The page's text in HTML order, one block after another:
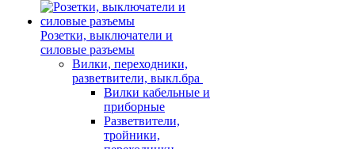
Розетки, выключатели и
силовые разъемы
Вилки, переходники,
разветвители, выкл.бра
Вилки кабельные и
приборные
Разветвители,
тройники,